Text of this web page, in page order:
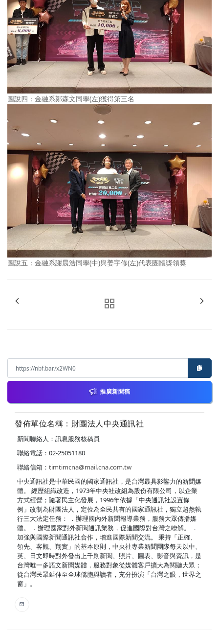
圖說四：金融系鄭森文同學(左)獲得第三名
圖說五：金融系謝晨浩同學(中)與姜宇修(左)代表團體獎領獎
推廣新聞稿
發佈單位名稱：財團法人中央通訊社
新聞聯絡人：訊息服務核稿員
聯絡電話：02-25051180
聯絡信箱： timtimcna@mail.cna.com.tw
中央通訊社是中華民國的國家通訊社，是台灣最具影響力的新聞媒
體。 經歷組織改造，1973年中央社改組為股份有限公司，以企業
方式經營；隨著民主化發展，1996年依據「中央通訊社設置條
例」改制為財團法人，定位為全民共有的國家通訊社，獨立超然執
行三大法定任務： ．辦理國內外新聞報導業務，服務大眾傳播媒
體。 ．辦理國家對外新聞通訊業務，促進國際對台灣之瞭解。 ．
加強與國際新聞通訊社合作，增進國際新聞交流。 秉持「正確、
領先、客觀、翔實」的基本原則，中央社專業新聞團隊每天以中、
英、日文即時對外發出上千則新聞、照片、圖表、影音與資訊，是
台灣唯一多語文新聞媒體，服務對象從媒體客戶擴大為閱聽大眾；
從台灣民眾延伸至全球僑胞與讀者，充分扮演「台灣之眼，世界之
窗」。